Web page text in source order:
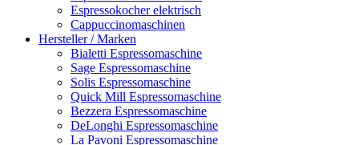
Espressokocher elektrisch
Cappuccinomaschinen
Hersteller / Marken
Bialetti Espressomaschine
Sage Espressomaschine
Solis Espressomaschine
Quick Mill Espressomaschine
Bezzera Espressomaschine
DeLonghi Espressomaschine
La Pavoni Espressomaschine